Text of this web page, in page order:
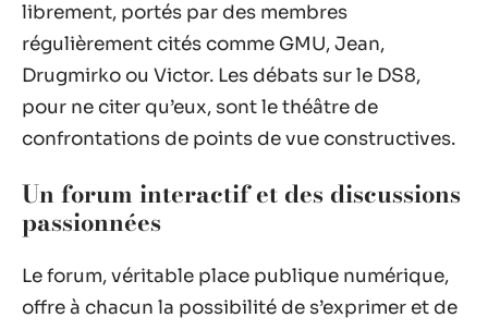
librement, portés par des membres
régulièrement cités comme GMU, Jean,
Drugmirko ou Victor. Les débats sur le DS8,
pour ne citer qu’eux, sont le théâtre de
confrontations de points de vue constructives.
Un forum interactif et des discussions
passionnées
Le forum, véritable place publique numérique,
offre à chacun la possibilité de s’exprimer et de